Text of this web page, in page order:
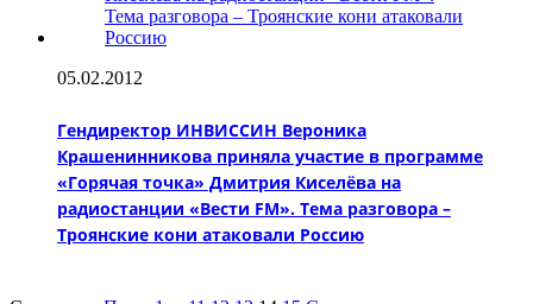
05.02.2012
Гендиректор ИНВИССИН Вероника
Крашенинникова приняла участие в программе
«Горячая точка» Дмитрия Киселёва на
радиостанции «Вести FM». Тема разговора –
Троянские кони атаковали Россию